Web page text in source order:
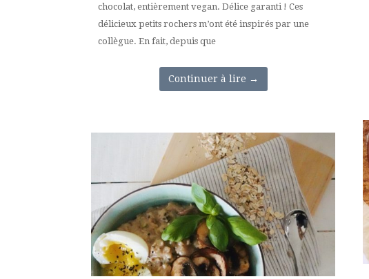
chocolat, entièrement vegan. Délice garanti ! Ces
délicieux petits rochers m’ont été inspirés par une
collègue. En fait, depuis que
Continuer à lire →